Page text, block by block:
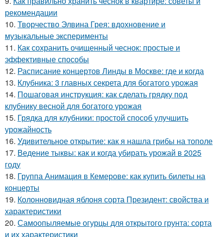
рекомендации
10. Творчество Элвина Грея: вдохновение и
музыкальные эксперименты
11. Как сохранить очищенный чеснок: простые и
эффективные способы
12. Расписание концертов Линды в Москве: где и когда
13. Клубника: 3 главных секрета для богатого урожая
14. Пошаговая инструкция: как сделать грядку под
клубнику весной для богатого урожая
15. Грядка для клубники: простой способ улучшить
урожайность
16. Удивительное открытие: как я нашла грибы на тополе
17. Ведение тыквы: как и когда убирать урожай в 2025
году
18. Группа Анимация в Кемерове: как купить билеты на
концерты
19. Колонновидная яблоня сорта Президент: свойства и
характеристики
20. Самоопыляемые огурцы для открытого грунта: сорта
и их характеристики